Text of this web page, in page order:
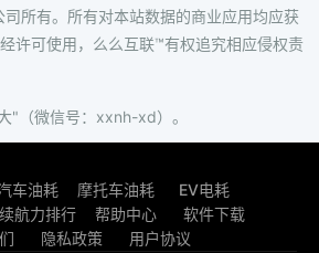
所有。所有对本站数据的商业应用均应获
许可使用，么么互联™有权追究相应侵权责
"（微信号：xxnh-xd）。
车油耗 摩托车油耗
EV电耗
续航力排行 帮助中心
软件下载
隐私政策 用户协议